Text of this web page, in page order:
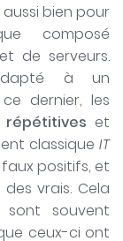
bien pour
composé
de serveurs.
à un
dernier, les
répétitives et
classique IT
positifs, et
vrais. Cela
souvent
ceux-ci ont